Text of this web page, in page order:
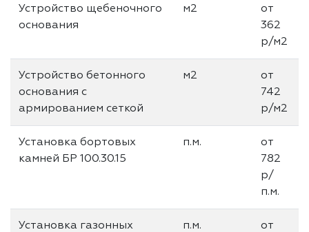
Устройство щебеночного
основания
м2
от
362
р/м2
Устройство бетонного
основания с
армированием сеткой
м2
от
742
р/м2
Установка бортовых
камней БР 100.30.15
п.м.
от
782
р/
п.м.
Установка газонных
п.м.
от